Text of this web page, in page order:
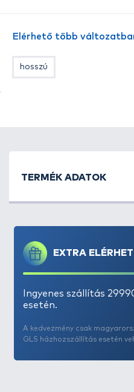
Elérhető több
hosszú
EXTRA
Ingyenes szállítás
esetén.
A kedvezmény csak
GLS házhozszállítás esetén
TERMÉK ADATOK